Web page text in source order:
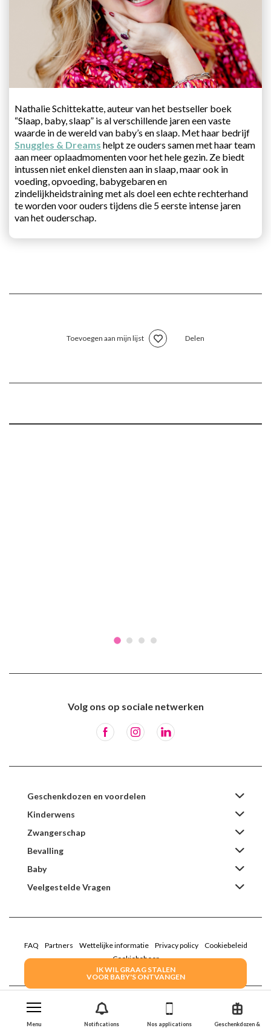
Geschenkdozen &
Nos applications
Notifications
Menu
IK WIL GRAAG STALEN
VOOR BABY'S ONTVANGEN
Nathalie Schittekatte, auteur van het bestseller boek
“Slaap, baby, slaap” is al verschillende jaren een vaste
waarde in de wereld van baby’s en slaap. Met haar bedrijf
Snuggles & Dreams helpt ze ouders samen met haar team
aan meer oplaadmomenten voor het hele gezin. Ze biedt
intussen niet enkel diensten aan in slaap, maar ook in
voeding, opvoeding, babygebaren en
zindelijkheidstraining met als doel een echte rechterhand
te worden voor ouders tijdens die 5 eerste intense jaren
van het ouderschap.
Toevoegen aan mijn lijst Delen
Volg ons op sociale netwerken
Geschenkdozen en voordelen
Kinderwens
Zwangerschap
Bevalling
Baby
Veelgestelde Vragen
FAQ Partners Wettelijke informatie Privacy policy
Cookiebeleid
Cookiebeheer
2022 Family Service - De Roze Doos